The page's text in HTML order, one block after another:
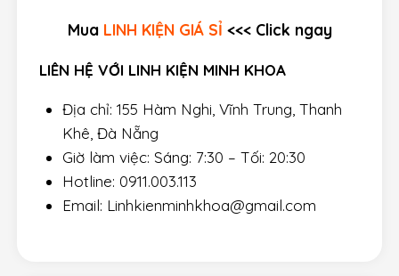
Mua LINH KIỆN GIÁ SỈ <<< Click ngay
LIÊN HỆ VỚI LINH KIỆN MINH KHOA
Địa chỉ: 155 Hàm Nghi, Vĩnh Trung, Thanh
Khê, Đà Nẵng
Giờ làm việc: Sáng: 7:30 – Tối: 20:30
Hotline: 0911.003.113
Email: Linhkienminhkhoa@gmail.com